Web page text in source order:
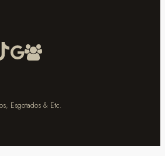
Esgotados & Etc.